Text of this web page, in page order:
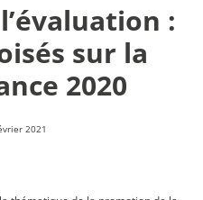
:
sur la
2020
2021